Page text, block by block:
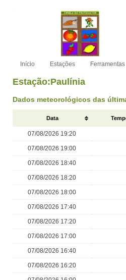
Início Estações Ferramentas
Estação:Paulínia
Dados meteorológicos das
Data
07/08/2026 19:20
07/08/2026 19:00
07/08/2026 18:40
07/08/2026 18:20
07/08/2026 18:00
07/08/2026 17:40
07/08/2026 17:20
07/08/2026 17:00
07/08/2026 16:40
07/08/2026 16:20